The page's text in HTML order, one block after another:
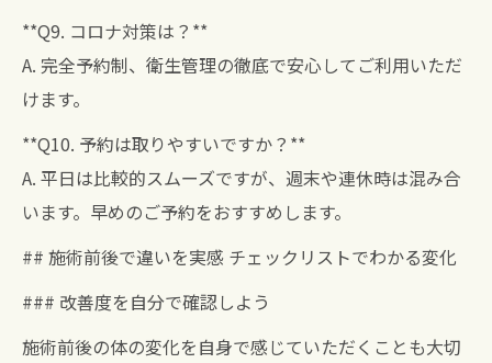
**Q9. コロナ対策は？**
A. 完全予約制、衛生管理の徹底で安心してご利用いただ
けます。
**Q10. 予約は取りやすいですか？**
A. 平日は比較的スムーズですが、週末や連休時は混み合
います。早めのご予約をおすすめします。
## 施術前後で違いを実感 チェックリストでわかる変化
### 改善度を自分で確認しよう
施術前後の体の変化を自身で感じていただくことも大切